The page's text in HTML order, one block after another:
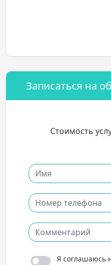
Записаться на
Стоимость
Я соглашаюсь